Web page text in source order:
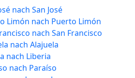
nach San José
Limón nach Puerto Limón
nach San Francisco
nach Alajuela
nach Liberia
nach Paraíso